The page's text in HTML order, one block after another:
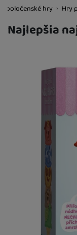
Spoločenské hry Hry
Najlepšia